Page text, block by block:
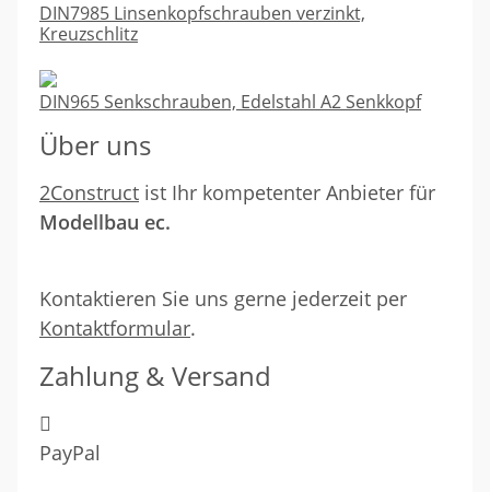
DIN7985 Linsenkopfschrauben verzinkt,
Kreuzschlitz
DIN965 Senkschrauben, Edelstahl A2 Senkkopf
Über uns
2Construct ist Ihr kompetenter Anbieter für
Modellbau ec.
Kontaktieren Sie uns gerne jederzeit per
Kontaktformular.
Zahlung & Versand
PayPal